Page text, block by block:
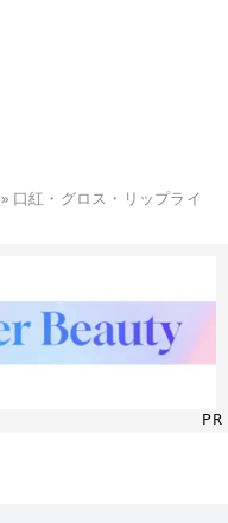
» 口紅・グロス・リップライ
PR